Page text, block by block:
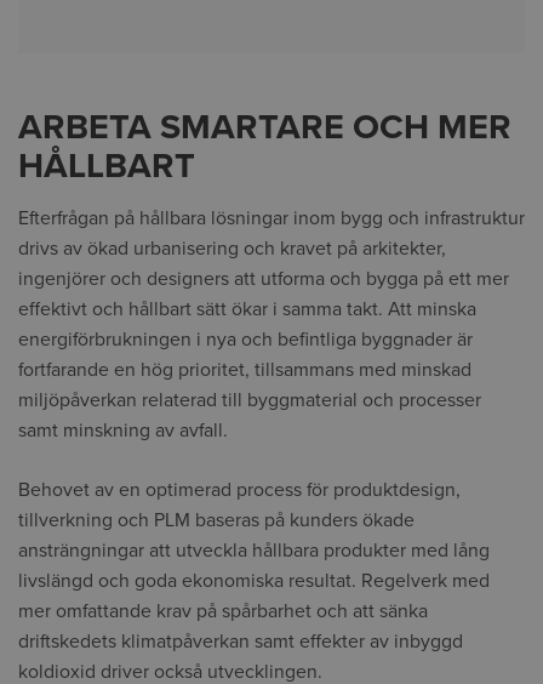
ARBETA SMARTARE OCH MER
HÅLLBART
Efterfrågan på hållbara lösningar inom bygg och infrastruktur
drivs av ökad urbanisering och kravet på arkitekter,
ingenjörer och designers att utforma och bygga på ett mer
effektivt och hållbart sätt ökar i samma takt. Att minska
energiförbrukningen i nya och befintliga byggnader är
fortfarande en hög prioritet, tillsammans med minskad
miljöpåverkan relaterad till byggmaterial och processer
samt minskning av avfall.
Behovet av en optimerad process för produktdesign,
tillverkning och PLM baseras på kunders ökade
ansträngningar att utveckla hållbara produkter med lång
livslängd och goda ekonomiska resultat. Regelverk med
mer omfattande krav på spårbarhet och att sänka
driftskedets klimatpåverkan samt effekter av inbyggd
koldioxid driver också utvecklingen.